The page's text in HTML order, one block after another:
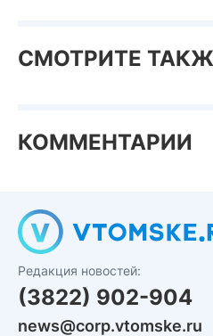
СМОТРИТЕ
КОММЕНТАРИИ
Редакция новостей:
(3822) 902-904
news@corp.vtomske.ru